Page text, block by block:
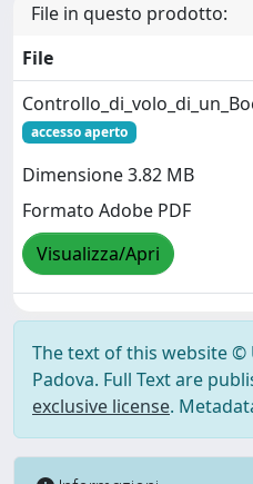
File in questo prodotto:
File
accesso aperto
Dimensione 3.82 MB
Formato Adobe PDF
Visualizza/Apri
The text of this website
Padova. Full Text are
exclusive license.